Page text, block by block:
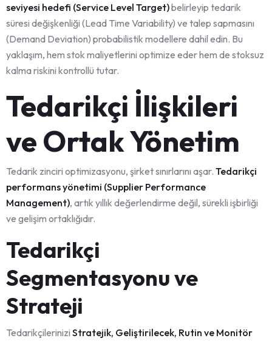
seviyesi hedefi (Service Level Target)belirleyip tedarik
süresi değişkenliği (Lead Time Variability) ve talep sapmasını
(Demand Deviation) probabilistik modellere dahil edin. Bu
yaklaşım, hem stok maliyetlerini optimize eder hem de stoksuz
kalma riskini kontrollü tutar.
Tedarikçi İlişkileri
ve Ortak Yönetim
Tedarik zinciri optimizasyonu, şirket sınırlarını aşar. Tedarikçi
performans yönetimi (Supplier Performance
Management), artık yıllık değerlendirme değil, sürekli işbirliği
ve gelişim ortaklığıdır.
Tedarikçi
Segmentasyonu ve
Strateji
Tedarikçilerinizi Stratejik, Geliştirilecek, Rutin ve Monitör